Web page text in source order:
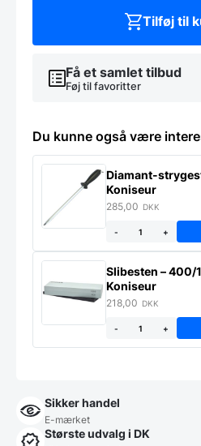
Få et samlet tilbud
Føj til favoritter
Tilføj til
Du kunne også være
Diamant-
Koniseur
285,00 DKK
- +
Slibesten – 400/
Koniseur
218,00 DKK
- +
Sikker handel
E-mærket
Største udvalg i DK